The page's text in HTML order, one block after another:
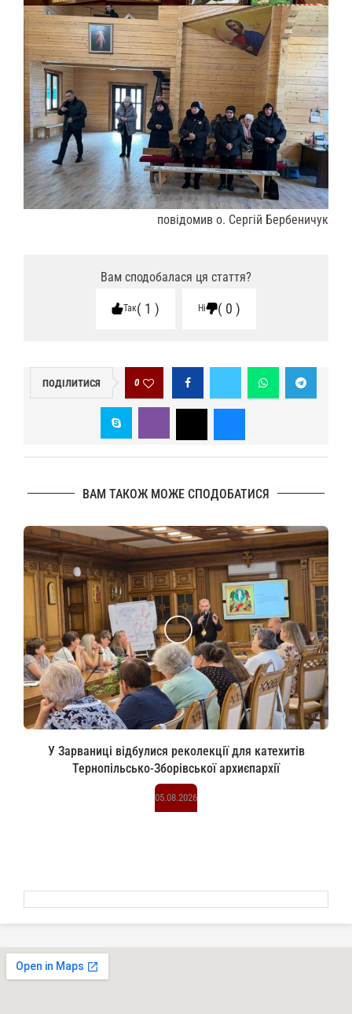
повідомив о. Сергій Бербеничук
Вам сподобалася ця стаття?
Так 1 Ні 0
ПОДІЛИТИСЯ 0
ВАМ ТАКОЖ МОЖЕ СПОДОБАТИСЯ
У Зарваниці відбулися реколекції для катехитів
Тернопільсько-Зборівської архиєпархії
05.08.2026